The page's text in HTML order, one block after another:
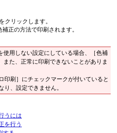
をクリックします。
正の方法で印刷されます。
用しない設定にしている場合、
［色補
また、正常に印刷できないことがありま
印刷］ にチェックマークが付いていると
り、設定できません。
うには
を行う